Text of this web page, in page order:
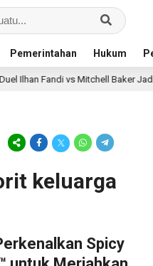
Pemerintahan Hukum
Mitchell Baker Jadi Sorotan di
keluarga
Spicy